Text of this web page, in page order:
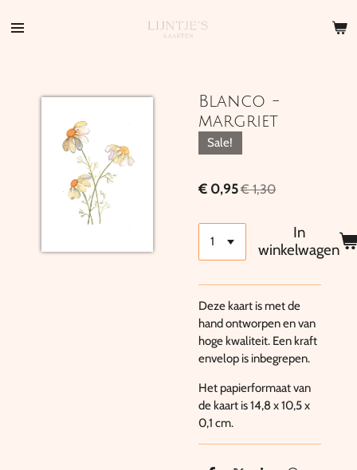
direct
Blanco -
margriet
Sale!
€ 0,95€ 1,30
In
winkelwagen
Deze kaart is met de
hand ontworpen en van
hoge kwaliteit. Een kraft
envelop is inbegrepen.
Het papierformaat van
de kaart is 14,8 x 10,5 x
0,1 cm.